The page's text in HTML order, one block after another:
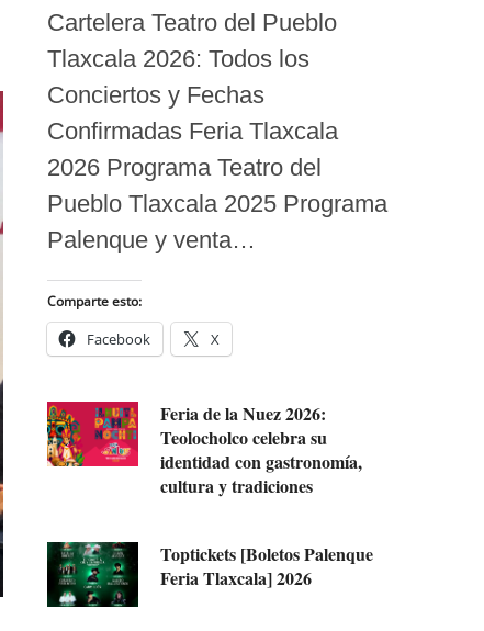
Cartelera Teatro del Pueblo
Tlaxcala 2026: Todos los
Conciertos y Fechas
Confirmadas Feria Tlaxcala
2026 Programa Teatro del
Pueblo Tlaxcala 2025 Programa
Palenque y venta…
Comparte esto:
Facebook X
Feria de la Nuez 2026:
Teolocholco celebra su
identidad con gastronomía,
cultura y tradiciones
Toptickets [Boletos Palenque
Feria Tlaxcala] 2026